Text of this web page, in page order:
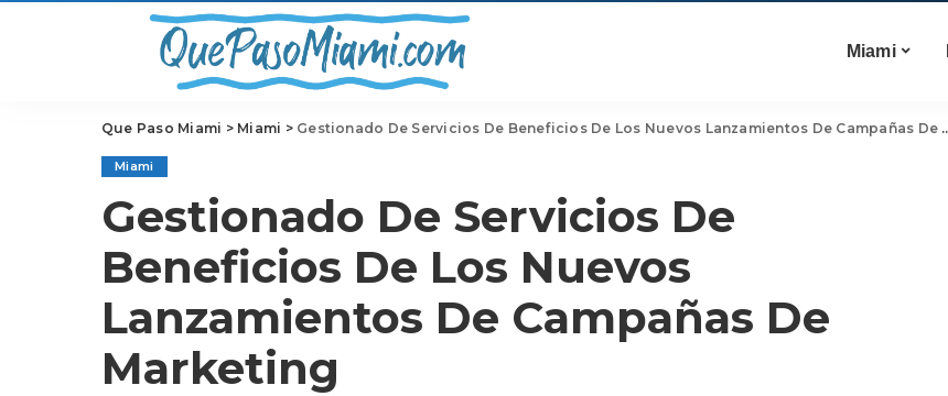
Miami
Que Paso Miami > Miami > Gestionado De Servicios De Beneficios De Los Nuevos Lanzamientos De Campañas De Marketing
Miami
Gestionado De Servicios De
Beneficios De Los Nuevos
Lanzamientos De Campañas De
Marketing